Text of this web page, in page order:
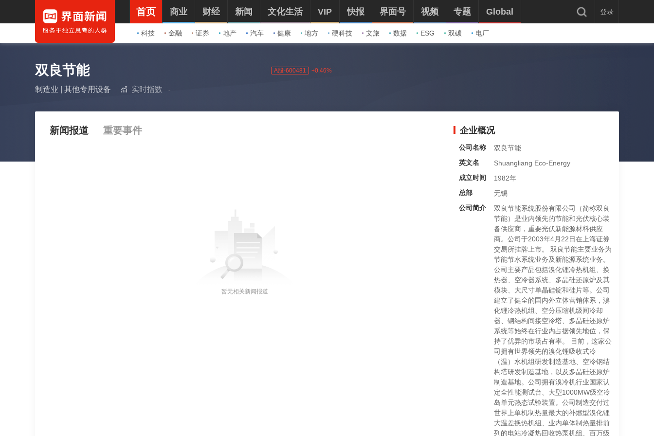
首页
科技 金融 证券 地产 汽车 健康 地方 硬科技 文旅 数据 ESG 双碳 电厂
商业 财经 新闻 文化生活 VIP 快报 界面号 视频 专题 Global 登录
双良节能 A股-600481 +0.46%
制造业 其他专用设备 实时指数
新闻报道 重要事件
暂无相关新闻报道
企业概况
公司名称
双良节能
英文名
Shuangliang Eco-Energy
成立时间
1982年
总部
无锡
公司简介
双良节能系统股份有限公司（简称双良
节能）是业内领先的节能和光伏核心装
备供应商，重要光伏新能源材料供应
商。公司于2003年4月22日在上海证券
交易所挂牌上市。 双良节能主要业务为
节能节水系统业务及新能源系统业务。
公司主要产品包括溴化锂冷热机组、换
热器、空冷器系统、多晶硅还原炉及其
模块、大尺寸单晶硅锭和硅片等。公司
建立了健全的国内外立体营销体系，溴
化锂冷热机组、空分压缩机级间冷却
器、钢结构间接空冷塔、多晶硅还原炉
系统等始终在行业内占据领先地位，保
持了优异的市场占有率。 目前，这家公
司拥有世界领先的溴化锂吸收式冷
（温）水机组研发制造基地、空冷钢结
构塔研发制造基地，以及多晶硅还原炉
制造基地。公司拥有溴冷机行业国家认
定全性能测试台、大型1000MW级空冷
岛单元热态试验装置。公司制造交付过
世界上单机制热量最大的补燃型溴化锂
大温差换热机组、业内单体制热量排前
列的电站冷凝热回收热泵机组、百万级